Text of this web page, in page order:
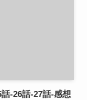
-26話-27話-感想